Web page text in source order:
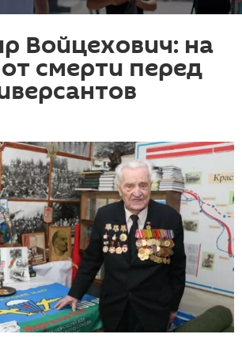
Войцехович: на
смерти перед